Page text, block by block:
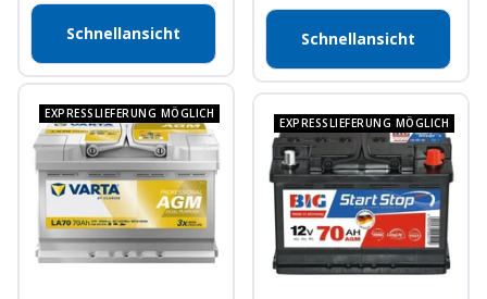
Schnellansicht Schnellansicht
EXPRESSLIEFERUNG MÖGLICH
EXPRESSLIEFERUNG MÖGLICH